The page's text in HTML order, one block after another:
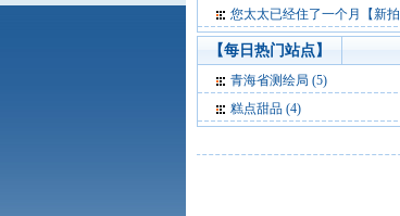
您太太已经住了一个月【新拍报每日一笑】 (3)
【每日热门站点】
青海省测绘局 (5)
糕点甜品 (4)